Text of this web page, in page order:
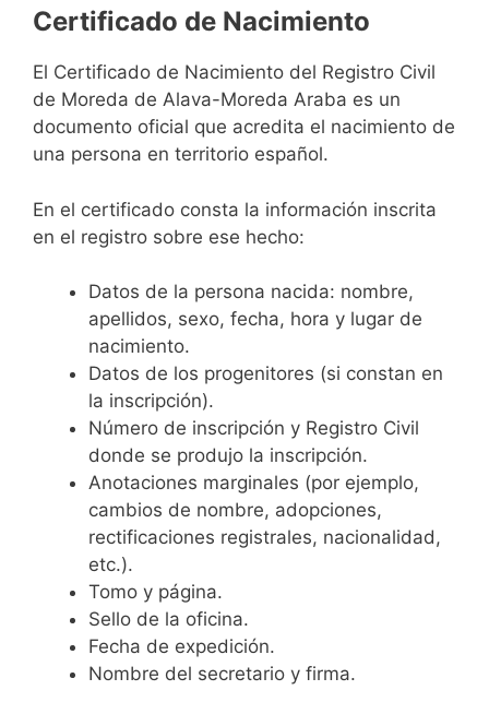
Certificado de Nacimiento
El Certificado de Nacimiento del Registro Civil
de Moreda de Alava-Moreda Araba es un
documento oficial que acredita el nacimiento de
una persona en territorio español.
En el certificado consta la información inscrita
en el registro sobre ese hecho:
Datos de la persona nacida: nombre,
apellidos, sexo, fecha, hora y lugar de
nacimiento.
Datos de los progenitores (si constan en
la inscripción).
Número de inscripción y Registro Civil
donde se produjo la inscripción.
Anotaciones marginales (por ejemplo,
cambios de nombre, adopciones,
rectificaciones registrales, nacionalidad,
etc.).
Tomo y página.
Sello de la oficina.
Fecha de expedición.
Nombre del secretario y firma.